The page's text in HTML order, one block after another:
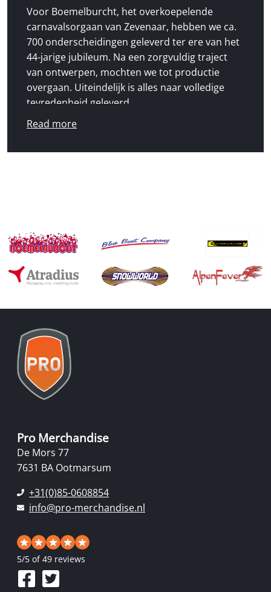
Voor Boemelburcht, het overkoepelende
carnavalsorgaan van Zevenaar, hebben we ca.
700 onderscheidingen geleverd ter ere van het
44-jarige jubileum. Na een zorgvuldig traject
van ontwerpen, mochten we tot productie
overgaan. Uiteindelijk is alles naar volledige
tevredenheid geleverd.
Read more
Pro Merchandise
De Mors 77
7631 BA Ootmarsum
+31(0)85-0608854
info@pro-merchandise.nl
5/5 of 49 reviews